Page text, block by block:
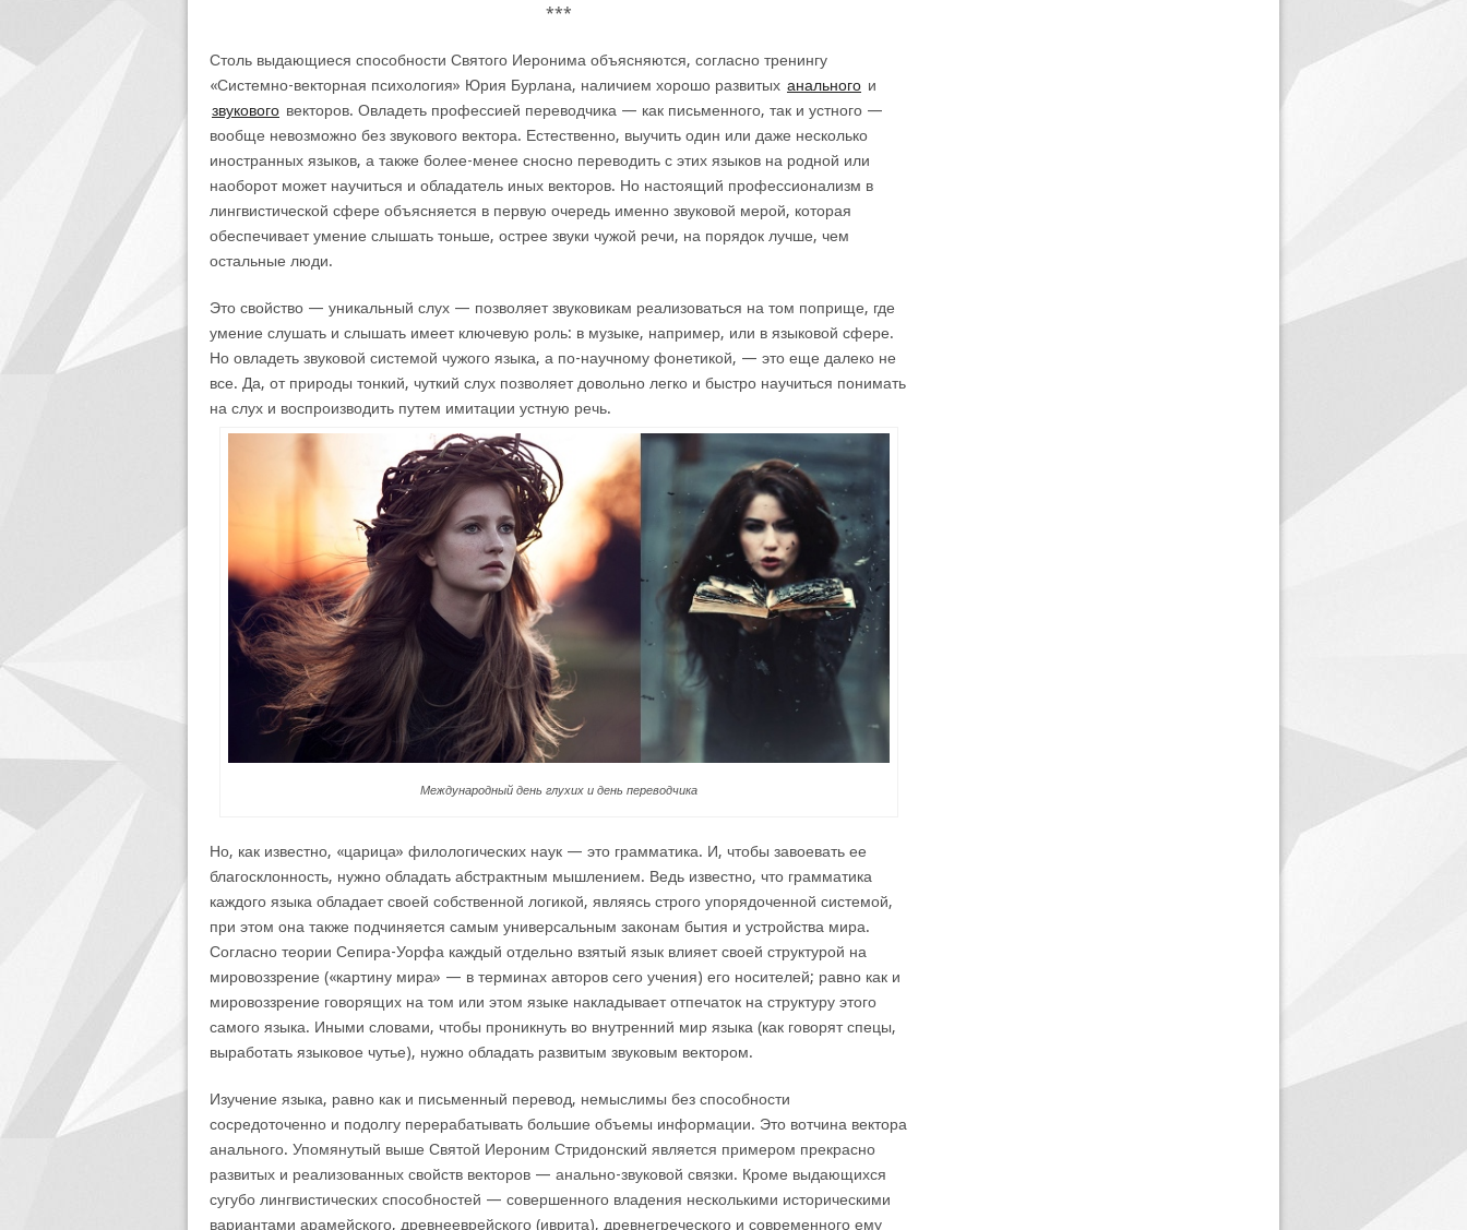
***
Столь выдающиеся способности Святого Иеронима объясняются, согласно тренингу
«Системно-векторная психология» Юрия Бурлана, наличием хорошо развитых анального и
звукового векторов. Овладеть профессией переводчика — как письменного, так и устного —
вообще невозможно без звукового вектора. Естественно, выучить один или даже несколько
иностранных языков, а также более-менее сносно переводить с этих языков на родной или
наоборот может научиться и обладатель иных векторов. Но настоящий профессионализм в
лингвистической сфере объясняется в первую очередь именно звуковой мерой, которая
обеспечивает умение слышать тоньше, острее звуки чужой речи, на порядок лучше, чем
остальные люди.
Это свойство — уникальный слух — позволяет звуковикам реализоваться на том поприще, где
умение слушать и слышать имеет ключевую роль: в музыке, например, или в языковой сфере.
Но овладеть звуковой системой чужого языка, а по-научному фонетикой, — это еще далеко не
все. Да, от природы тонкий, чуткий слух позволяет довольно легко и быстро научиться понимать
на слух и воспроизводить путем имитации устную речь.
Международный день глухих и день переводчика
Но, как известно, «царица» филологических наук — это грамматика. И, чтобы завоевать ее
благосклонность, нужно обладать абстрактным мышлением. Ведь известно, что грамматика
каждого языка обладает своей собственной логикой, являясь строго упорядоченной системой,
при этом она также подчиняется самым универсальным законам бытия и устройства мира.
Согласно теории Сепира-Уорфа каждый отдельно взятый язык влияет своей структурой на
мировоззрение («картину мира» — в терминах авторов сего учения) его носителей; равно как и
мировоззрение говорящих на том или этом языке накладывает отпечаток на структуру этого
самого языка. Иными словами, чтобы проникнуть во внутренний мир языка (как говорят спецы,
выработать языковое чутье), нужно обладать развитым звуковым вектором.
Изучение языка, равно как и письменный перевод, немыслимы без способности
сосредоточенно и подолгу перерабатывать большие объемы информации. Это вотчина вектора
анального. Упомянутый выше Святой Иероним Стридонский является примером прекрасно
развитых и реализованных свойств векторов — анально-звуковой связки. Кроме выдающихся
сугубо лингвистических способностей — совершенного владения несколькими историческими
вариантами арамейского, древнееврейского (иврита), древнегреческого и современного ему